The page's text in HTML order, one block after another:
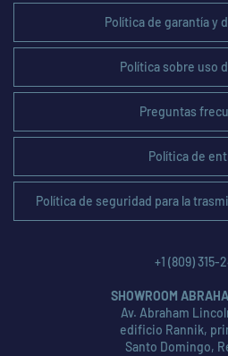
Política de garantía y
Política sobre uso
Preguntas
Política de
Política de seguridad para la
+1 (809) 315-
SHOWROOM
Av. Abraham
edificio Rannik,
Santo Domingo,